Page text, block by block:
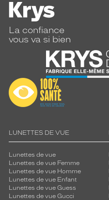
La confiance
vous va si bien
LUNETTES DE VUE
Lunettes de vue
Lunettes de vue Femme
Lunettes de vue Homme
Lunettes de vue Enfant
Lunettes de vue Guess
Lunettes de vue Gucci